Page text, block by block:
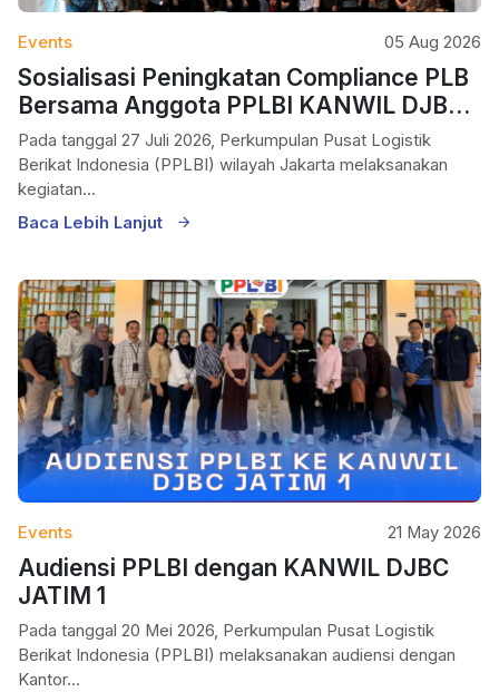
Events 05 Aug 2026
Sosialisasi Peningkatan Compliance PLB
Bersama Anggota PPLBI KANWIL DJBC
Jakarta
Pada tanggal 27 Juli 2026, Perkumpulan Pusat Logistik
Berikat Indonesia (PPLBI) wilayah Jakarta melaksanakan
kegiatan...
Baca Lebih Lanjut
Events 21 May 2026
Audiensi PPLBI dengan KANWIL DJBC
JATIM 1
Pada tanggal 20 Mei 2026, Perkumpulan Pusat Logistik
Berikat Indonesia (PPLBI) melaksanakan audiensi dengan
Kantor...